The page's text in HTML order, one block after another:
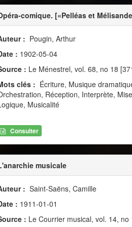
comique. [«Pelléas et
: Pougin, Arthur
: 1902-05-04
: Le Ménestrel, vol. 68, no 18
clés : Écriture, Musique
Réception, Interprète,
Musicalité
Consulter
musicale
: Saint-Saëns, Camille
: 1911-01-01
: Le Courrier musical, vol. 14,